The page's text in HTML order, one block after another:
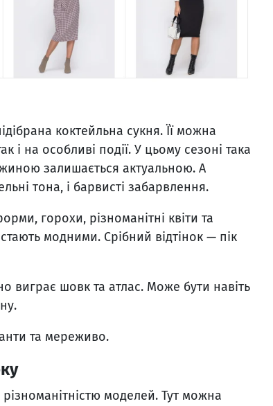
коктейльна сукня. Її можна
і на особливі події. У цьому сезоні така
залишається актуальною. А
тона, і барвисті забарвлення.
горохи, різноманітні квіти та
модними. Срібний відтінок — пік
виграє шовк та атлас. Може бути навіть
та мереживо.
моделей. Тут можна